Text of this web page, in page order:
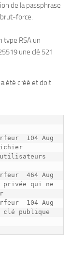
de la passphrase
force.
type RSA un
une clé 521
été créé et doit
104 Aug
utilisateurs
464 Aug
privée qui ne
104 Aug
clé publique